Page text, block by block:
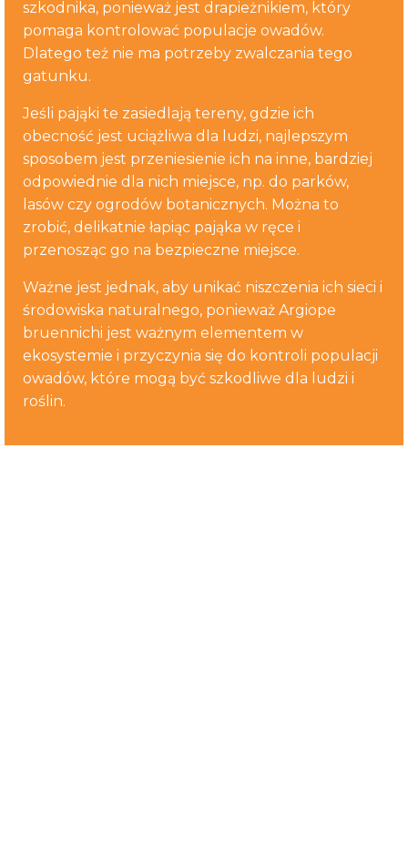
szkodnika, ponieważ jest drapieżnikiem, który
pomaga kontrolować populacje owadów.
Dlatego też nie ma potrzeby zwalczania tego
gatunku.
Jeśli pająki te zasiedlają tereny, gdzie ich
obecność jest uciążliwa dla ludzi, najlepszym
sposobem jest przeniesienie ich na inne, bardziej
odpowiednie dla nich miejsce, np. do parków,
lasów czy ogrodów botanicznych. Można to
zrobić, delikatnie łapiąc pająka w ręce i
przenosząc go na bezpieczne miejsce.
Ważne jest jednak, aby unikać niszczenia ich sieci i
środowiska naturalnego, ponieważ Argiope
bruennichi jest ważnym elementem w
ekosystemie i przyczynia się do kontroli populacji
owadów, które mogą być szkodliwe dla ludzi i
roślin.